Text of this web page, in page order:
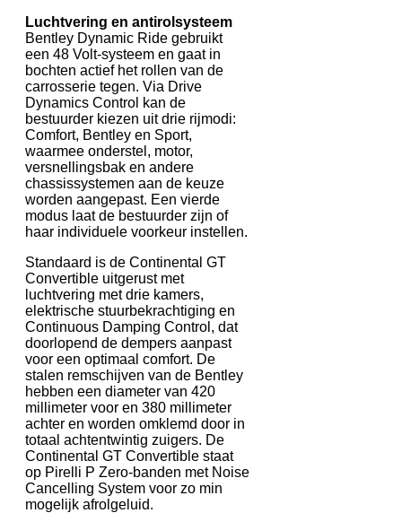
Luchtvering en antirolsysteem
Bentley Dynamic Ride gebruikt
een 48 Volt-systeem en gaat in
bochten actief het rollen van de
carrosserie tegen. Via Drive
Dynamics Control kan de
bestuurder kiezen uit drie rijmodi:
Comfort, Bentley en Sport,
waarmee onderstel, motor,
versnellingsbak en andere
chassissystemen aan de keuze
worden aangepast. Een vierde
modus laat de bestuurder zijn of
haar individuele voorkeur instellen.
Standaard is de Continental GT
Convertible uitgerust met
luchtvering met drie kamers,
elektrische stuurbekrachtiging en
Continuous Damping Control, dat
doorlopend de dempers aanpast
voor een optimaal comfort. De
stalen remschijven van de Bentley
hebben een diameter van 420
millimeter voor en 380 millimeter
achter en worden omklemd door in
totaal achtentwintig zuigers. De
Continental GT Convertible staat
op Pirelli P Zero-banden met Noise
Cancelling System voor zo min
mogelijk afrolgeluid.